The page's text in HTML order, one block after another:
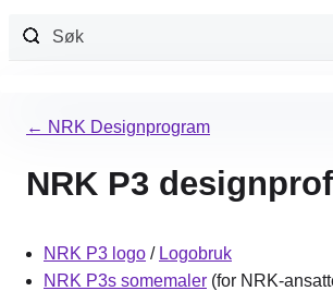
innhold
← NRK Designprogram
NRK P3
NRK P3 logo / Logobruk
NRK P3s somemaler (for NRK-